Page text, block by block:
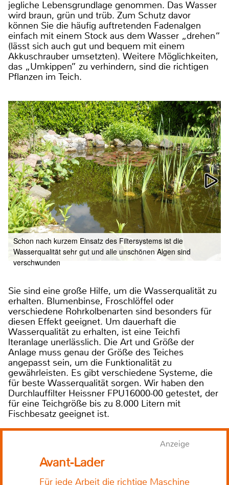
jegliche Lebensgrundlage genommen. Das Wasser
wird braun, grün und trüb. Zum Schutz davor
können Sie die häufig auftretenden Fadenalgen
einfach mit einem Stock aus dem Wasser „drehen“
(lässt sich auch gut und bequem mit einem
Akkuschrauber umsetzten). Weitere Möglichkeiten,
das „Umkippen” zu verhindern, sind die richtigen
Pflanzen im Teich.
Schon nach kurzem Einsatz des Filtersystems ist die
Wasserqualität sehr gut und alle unschönen Algen sind
verschwunden
Sie sind eine große Hilfe, um die Wasserqualität zu
erhalten. Blumenbinse, Froschlöffel oder
verschiedene Rohrkolbenarten sind besonders für
diesen Effekt geeignet. Um dauerhaft die
Wasserqualität zu erhalten, ist eine Teichfi
lteranlage unerlässlich. Die Art und Größe der
Anlage muss genau der Größe des Teiches
angepasst sein, um die Funktionalität zu
gewährleisten. Es gibt verschiedene Systeme, die
für beste Wasserqualität sorgen. Wir haben den
Durchlauffilter Heissner FPU16000-00 getestet, der
für eine Teichgröße bis zu 8.000 Litern mit
Fischbesatz geeignet ist.
Anzeige
Avant-Lader
Für jede Arbeit die richtige Maschine